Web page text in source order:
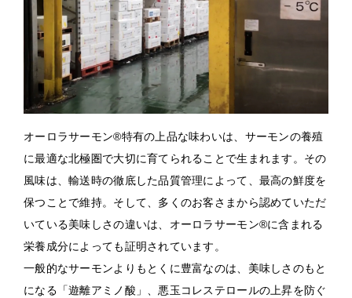
オーロラサーモン®特有の上品な味わいは、サーモンの養殖
に最適な北極圏で大切に育てられることで生まれます。その
風味は、輸送時の徹底した品質管理によって、最高の鮮度を
保つことで維持。そして、多くのお客さまから認めていただ
いている美味しさの違いは、オーロラサーモン®に含まれる
栄養成分によっても証明されています。
一般的なサーモンよりもとくに豊富なのは、美味しさのもと
になる「遊離アミノ酸」、悪玉コレステロールの上昇を防ぐ